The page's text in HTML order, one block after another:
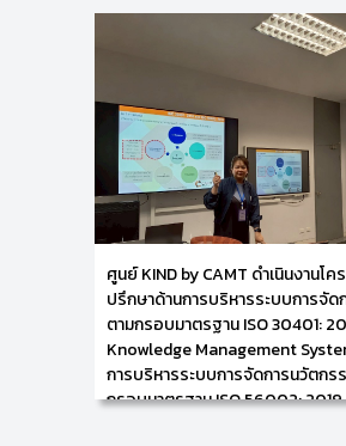
คุณธณัฐพร จันทร์แสง ดำเนินงานโครงกา
เตรียมความพร้อมในการเข้ารับการประเมิน
การจัดการความรู้ระดับสากล (ISO 30401)
ออมสิน สำนักงานใหญ่ประกอบด้วย คุณส
จันทร์ รองผู้อำนวยการฝ่ายพัฒนาทรัพย
บริหารจัดการความรู้องค์กร คุณปานไพลิน
พนักงานทรัพยากรบุคคล ฝ่ายพัฒนาทรัพย
หน่วยบริหารการจัดการความรู้ และบุคลากร
ออมสิน ซึ่งกิจกรรมในครั้งนี้ จัดขึ้นระหว่าง
พฤศจิกายน 2567 ณ ธนาคารออมสิน สำนั
เป็นการเตรียมความพร้อมขององค์กรในกา
จัดการระบบการจัดการความรู้
Management Systems) ตามกรอบมาต
30401 โดยในครั้งนี้ เป็นการให้คำปรึกษาฯ
ทำเอกสารตามกรอบมาตรฐาน ISO 30401:
บริหารฯ และบุคลากรในสังกัดธนาคารออม
ใหญ่
ศูนย์ KIND by CAMT ดำเนินงานโค
ปรึกษาด้านการบริหารระบบการจัด
ตามกรอบมาตรฐาน ISO 30401:
Knowledge Management
การบริหารระบบการจัดการนวัตกร
กรอบมาตรฐาน ISO 56002: 2019